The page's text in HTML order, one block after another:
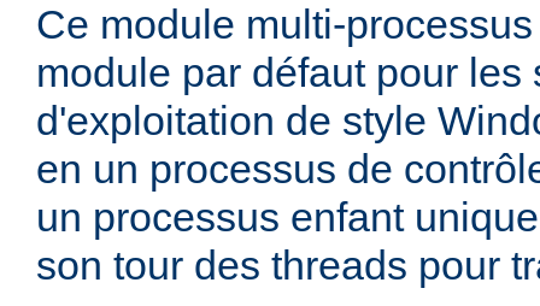
Ce module multi-
module par défaut pour les
d'exploitation de style
en un processus de
un processus enfant
son tour des threads pour